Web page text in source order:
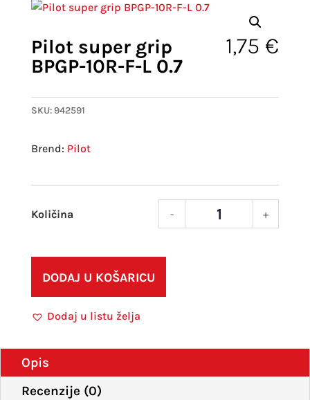
Pilot super grip
BPGP-10R-F-L 0.7
1,75 €
SKU: 942591
Pilot
- +
DODAJ U KOŠARICU
Dodaj u listu želja
Opis
Recenzije (0)